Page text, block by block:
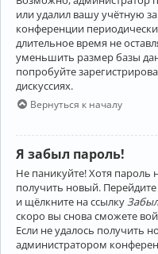
или удалил вашу учётную
конференции
длительное время не
уменьшить размер базы
попробуйте
дискуссиях.
Вернуться к началу
Я забыл пароль!
Не паникуйте! Хотя пароль
получить новый.
и щёлкните на ссылку
скоро вы снова сможете
Если не удалось получить
администратором